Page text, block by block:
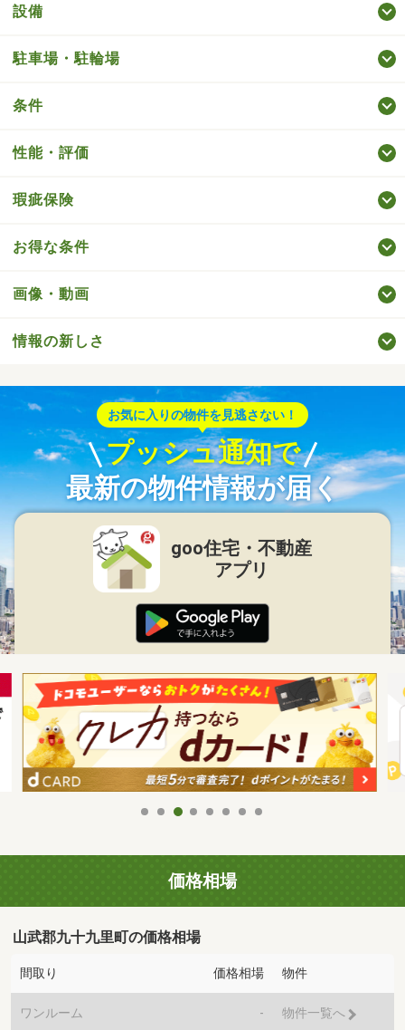
設備
駐車場・駐輪場
条件
性能・評価
瑕疵保険
お得な条件
画像・動画
情報の新しさ
お気に入りの物件を見逃さない！
プッシュ通知で
最新の物件情報が届く
goo住宅・不動産
アプリ
価格相場
山武郡九十九里町の価格相場
間取り 価格相場 物件
ワンルーム - 物件一覧へ